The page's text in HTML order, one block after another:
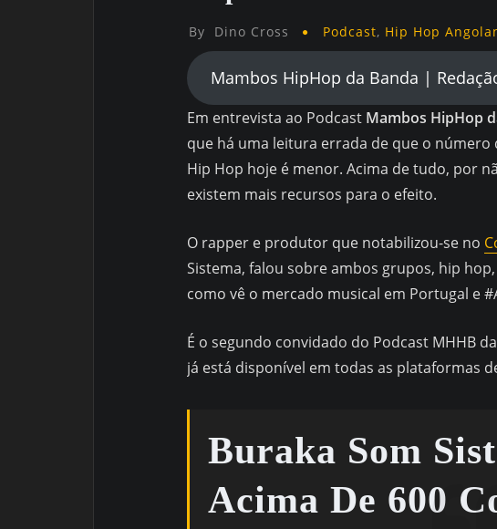
By Dino Cross Podcast, Hip Hop
Mambos HipHop da Banda |
Em entrevista ao Podcast Mambos HipHop
que há uma leitura errada de que o número
Hip Hop hoje é menor. Acima de tudo, por
existem mais recursos para o efeito.
O rapper e produtor que notabilizou-se no
Sistema, falou sobre ambos grupos, hip
como vê o mercado musical em Portugal e
É o segundo convidado do Podcast MHHB
já está disponível em todas as plataformas
Buraka Som
Acima De 600